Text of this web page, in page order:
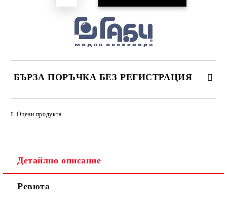
БЪРЗА ПОРЪЧКА БЕЗ РЕГИСТРАЦИЯ
Оцени продукта
Детайлно описание
Ревюта